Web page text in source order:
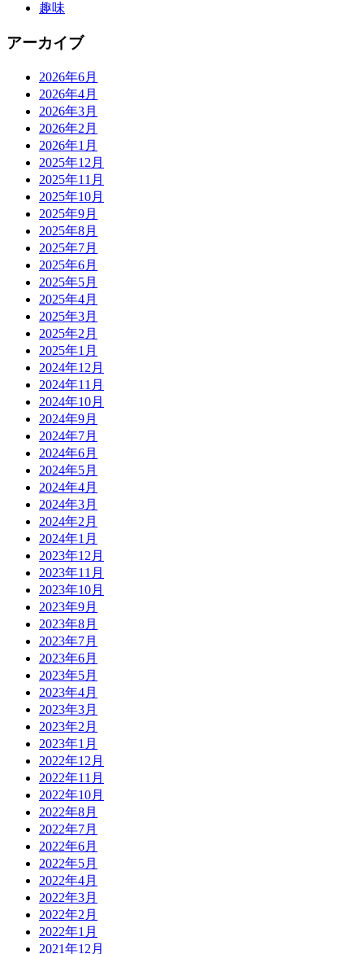
趣味
アーカイブ
2026年6月
2026年4月
2026年3月
2026年2月
2026年1月
2025年12月
2025年11月
2025年10月
2025年9月
2025年8月
2025年7月
2025年6月
2025年5月
2025年4月
2025年3月
2025年2月
2025年1月
2024年12月
2024年11月
2024年10月
2024年9月
2024年7月
2024年6月
2024年5月
2024年4月
2024年3月
2024年2月
2024年1月
2023年12月
2023年11月
2023年10月
2023年9月
2023年8月
2023年7月
2023年6月
2023年5月
2023年4月
2023年3月
2023年2月
2023年1月
2022年12月
2022年11月
2022年10月
2022年8月
2022年7月
2022年6月
2022年5月
2022年4月
2022年3月
2022年2月
2022年1月
2021年12月